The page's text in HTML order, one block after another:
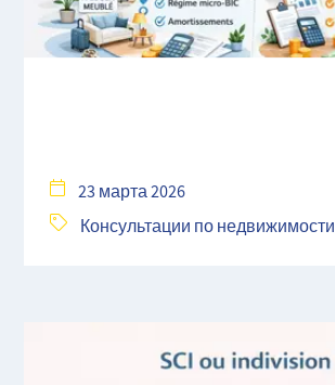
23 марта 2026
Консультации по недвижимости